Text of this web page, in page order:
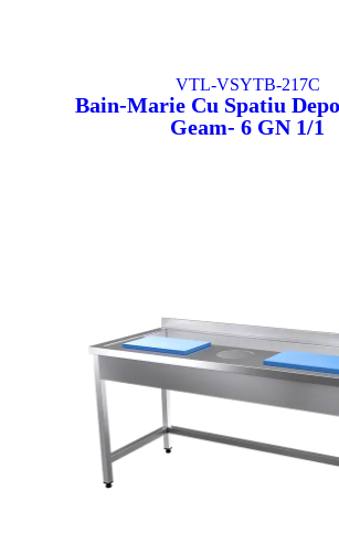
VTL-VSYTB-217C
Bain-Marie Cu Spatiu
Geam- 6 GN 1/1